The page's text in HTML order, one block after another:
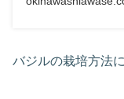
バジルの栽培方法